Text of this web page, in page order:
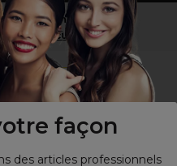
façon
des articles professionnels
professionnel ?
les particuliers!